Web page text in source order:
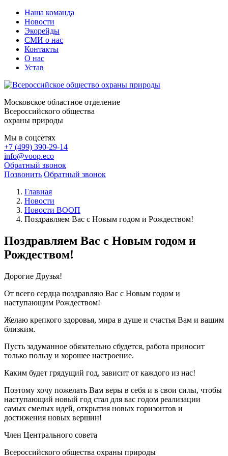
Наша команда
Новости
Экорейды
СМИ о нас
Контакты
О нас
Устав
Московское областное отделение
Всероссийского общества
охраны природы
Мы в соцсетях
+7 (499) 390-29-14
info@voop.eco
Обратный звонок
Позвонить Обратный звонок
Главная
Новости
Новости ВООП
Поздравляем Вас с Новым годом и Рождеством!
Поздравляем Вас с Новым годом и
Рождеством!
Дорогие Друзья!
От всего сердца поздравляю Вас с Новым годом и
наступающим Рождеством!
Желаю крепкого здоровья, мира в душе и счастья Вам и вашим
близким.
Пусть задуманное обязательно сбудется, работа приносит
только пользу и хорошее настроение.
Каким будет грядущий год, зависит от каждого из нас!
Поэтому хочу пожелать Вам веры в себя и в свои силы, чтобы
наступающий новый год стал для вас годом реализации
самых смелых идей, открытия новых горизонтов и
достижения новых вершин!
Член Центрального совета
Всероссийского общества охраны природы